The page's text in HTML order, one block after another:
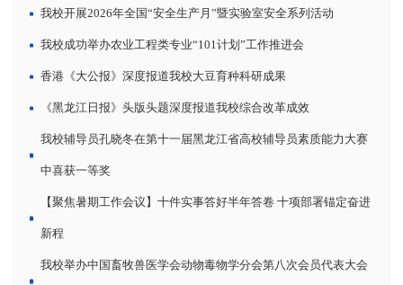
我校开展2026年全国“安全生产月”暨实验室安全系列活动
我校成功举办农业工程类专业“101计划”工作推进会
香港《大公报》深度报道我校大豆育种科研成果
《黑龙江日报》头版头题深度报道我校综合改革成效
我校辅导员孔晓冬在第十一届黑龙江省高校辅导员素质能力大赛
中喜获一等奖
【聚焦暑期工作会议】十件实事答好半年答卷 十项部署锚定奋进
新程
我校举办中国畜牧兽医学会动物毒物学分会第八次会员代表大会